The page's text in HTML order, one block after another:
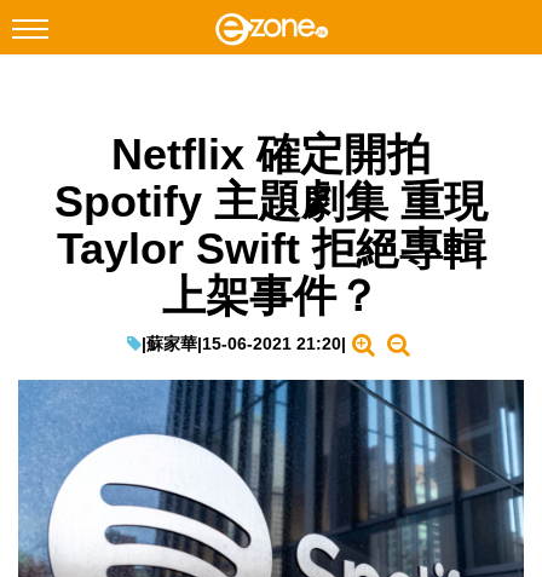
Instagram
科技焦點
網絡生活
EduTech
IT Times
生成式AI與雲端應用
Enterprise Digital Transformation
特集
Netflix 確定開拍
Spotify 主題劇集 重現
Taylor Swift 拒絕專輯
上架事件？
|蘇家華|15-06-2021 21:20|